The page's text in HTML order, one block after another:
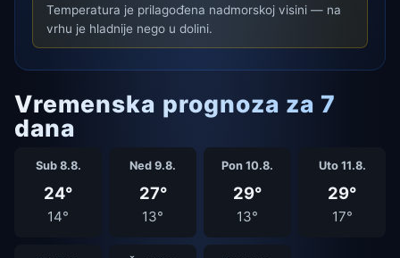
Temperatura je prilagođena nadmorskoj visini — na
vrhu je hladnije nego u dolini.
Vremenska prognoza za 7
dana
Sub 8.8.
24°
14°
Ned 9.8.
27°
13°
Pon 10.8.
29°
13°
Uto 11.8.
29°
17°